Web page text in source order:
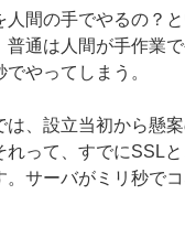
間の手でやるの？
通は人間が手作業
やってしまう。
、設立当初から懸
って、すでにSSL
サーバがミリ秒で